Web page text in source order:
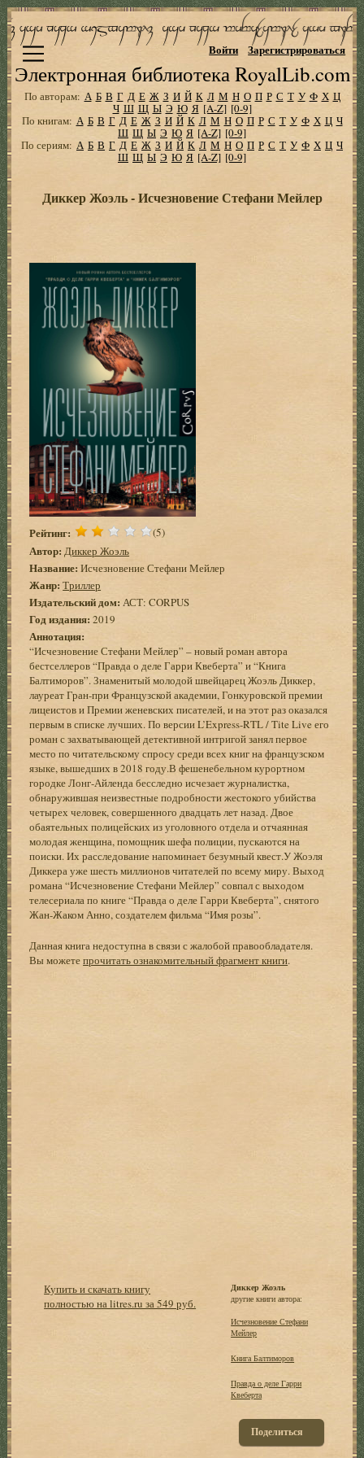
Электронная библиотека RoyalLib.com
Войти Зарегистрироваться
По авторам: А Б В Г Д Е Ж З И Й К Л М Н О П Р С Т У Ф Х Ц
Ч Ш Щ Ы Э Ю Я [A-Z] [0-9]
По книгам: А Б В Г Д Е Ж З И Й К Л М Н О П Р С Т У Ф Х Ц Ч
Ш Щ Ы Э Ю Я [A-Z] [0-9]
По сериям: А Б В Г Д Е Ж З И Й К Л М Н О П Р С Т У Ф Х Ц Ч
Ш Щ Ы Э Ю Я [A-Z] [0-9]
Диккер Жоэль - Исчезновение Стефани Мейлер
Рейтинг: (5)
Автор: Диккер Жоэль
Название: Исчезновение Стефани Мейлер
Жанр: Триллер
Издательский дом: АСТ: CORPUS
Год издания:2019
Аннотация:
“Исчезновение Стефани Мейлер” – новый роман автора
бестселлеров “Правда о деле Гарри Квеберта” и “Книга
Балтиморов”. Знаменитый молодой швейцарец Жоэль Диккер,
лауреат Гран-при Французской академии, Гонкуровской премии
лицеистов и Премии женевских писателей, и на этот раз оказался
первым в списке лучших. По версии L’Express-RTL / Tite Live его
роман с захватывающей детективной интригой занял первое
место по читательскому спросу среди всех книг на французском
языке, вышедших в 2018 году.В фешенебельном курортном
городке Лонг-Айленда бесследно исчезает журналистка,
обнаружившая неизвестные подробности жестокого убийства
четырех человек, совершенного двадцать лет назад. Двое
обаятельных полицейских из уголовного отдела и отчаянная
молодая женщина, помощник шефа полиции, пускаются на
поиски. Их расследование напоминает безумный квест.У Жоэля
Диккера уже шесть миллионов читателей по всему миру. Выход
романа “Исчезновение Стефани Мейлер” совпал с выходом
телесериала по книге “Правда о деле Гарри Квеберта”, снятого
Жан-Жаком Анно, создателем фильма “Имя розы”.
Данная книга недоступна в связи с жалобой правообладателя.
Вы можетепрочитать ознакомительный фрагмент книги.
Купить и скачать книгу
полностью на litres.ru за 549 руб.
Диккер Жоэль
другие книги автора:
Исчезновение Стефани
Мейлер
Книга Балтиморов
Правда о деле Гарри
Квеберта
Поделиться